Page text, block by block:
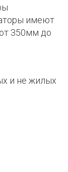
имеют
350мм до
и не жилых